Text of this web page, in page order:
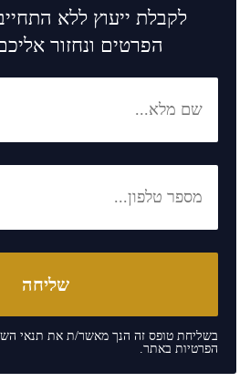
לקבלת ייעוץ ללא
הפרטים ונחזור
בשליחת טופס זה הנך מאשר/ת את תנאי
הפרטיות באתר.